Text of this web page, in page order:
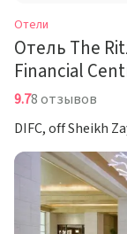
Отели
Отель The
Financial
9.78 отзывов